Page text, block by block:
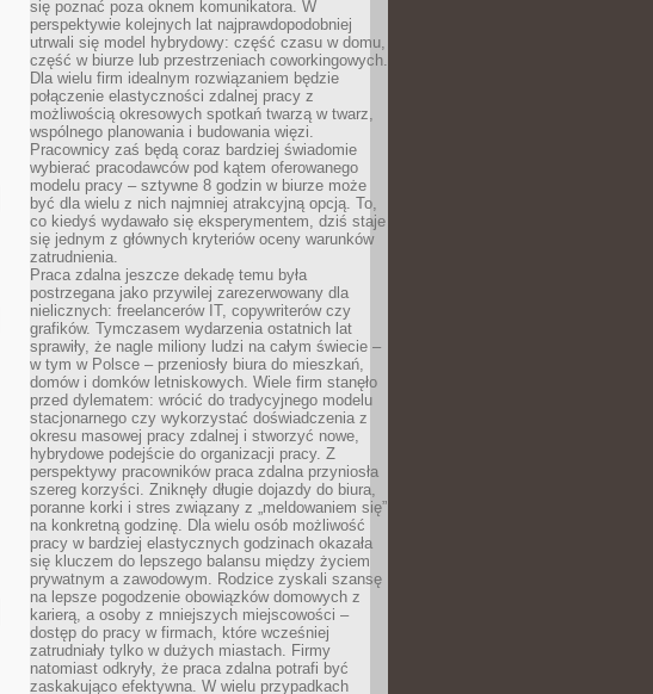
się poznać poza oknem komunikatora. W
perspektywie kolejnych lat najprawdopodobniej
utrwali się model hybrydowy: część czasu w domu,
część w biurze lub przestrzeniach coworkingowych.
Dla wielu firm idealnym rozwiązaniem będzie
połączenie elastyczności zdalnej pracy z
możliwością okresowych spotkań twarzą w twarz,
wspólnego planowania i budowania więzi.
Pracownicy zaś będą coraz bardziej świadomie
wybierać pracodawców pod kątem oferowanego
modelu pracy – sztywne 8 godzin w biurze może
być dla wielu z nich najmniej atrakcyjną opcją. To,
co kiedyś wydawało się eksperymentem, dziś staje
się jednym z głównych kryteriów oceny warunków
zatrudnienia.
Praca zdalna jeszcze dekadę temu była
postrzegana jako przywilej zarezerwowany dla
nielicznych: freelancerów IT, copywriterów czy
grafików. Tymczasem wydarzenia ostatnich lat
sprawiły, że nagle miliony ludzi na całym świecie –
w tym w Polsce – przeniosły biura do mieszkań,
domów i domków letniskowych. Wiele firm stanęło
przed dylematem: wrócić do tradycyjnego modelu
stacjonarnego czy wykorzystać doświadczenia z
okresu masowej pracy zdalnej i stworzyć nowe,
hybrydowe podejście do organizacji pracy. Z
perspektywy pracowników praca zdalna przyniosła
szereg korzyści. Zniknęły długie dojazdy do biura,
poranne korki i stres związany z „meldowaniem się”
na konkretną godzinę. Dla wielu osób możliwość
pracy w bardziej elastycznych godzinach okazała
się kluczem do lepszego balansu między życiem
prywatnym a zawodowym. Rodzice zyskali szansę
na lepsze pogodzenie obowiązków domowych z
karierą, a osoby z mniejszych miejscowości –
dostęp do pracy w firmach, które wcześniej
zatrudniały tylko w dużych miastach. Firmy
natomiast odkryły, że praca zdalna potrafi być
zaskakująco efektywna. W wielu przypadkach